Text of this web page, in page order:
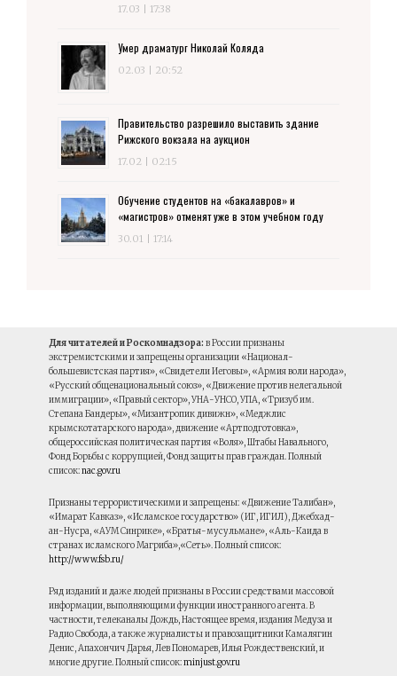
17.03 | 17:38
Умер драматург Николай Коляда
02.03 | 20:52
Правительство разрешило выставить здание
Рижского вокзала на аукцион
17.02 | 02:15
Обучение студентов на «бакалавров» и
«магистров» отменят уже в этом учебном году
30.01 | 17:14
Для читателей и Роскомнадзора: в России признаны
экстремистскими и запрещены организации «Национал-
большевистская партия», «Свидетели Иеговы», «Армия воли народа»,
«Русский общенациональный союз», «Движение против нелегальной
иммиграции», «Правый сектор», УНА-УНСО, УПА, «Тризуб им.
Степана Бандеры», «Мизантропик дивижн», «Меджлис
крымскотатарского народа», движение «Артподготовка»,
общероссийская политическая партия «Воля», Штабы Навального,
Фонд Борьбы с коррупцией, Фонд защиты прав граждан. Полный
список:nac.gov.ru
Признаны террористическими и запрещены: «Движение Талибан»,
«Имарат Кавказ», «Исламское государство» (ИГ, ИГИЛ), Джебхад-
ан-Нусра, «АУМ Синрике», «Братья-мусульмане», «Аль-Каида в
странах исламского Магриба»,«Сеть». Полный список:
http://www.fsb.ru/
Ряд изданий и даже людей признаны в России средствами массовой
информации, выполняющими функции иностранного агента. В
частности, телеканалы Дождь, Настоящее время, издания Медуза и
Радио Свобода, а также журналисты и правозащитники Камалягин
Денис, Апахончич Дарья, Лев Пономарев, Илья Рождественский, и
многие другие. Полный список:minjust.gov.ru